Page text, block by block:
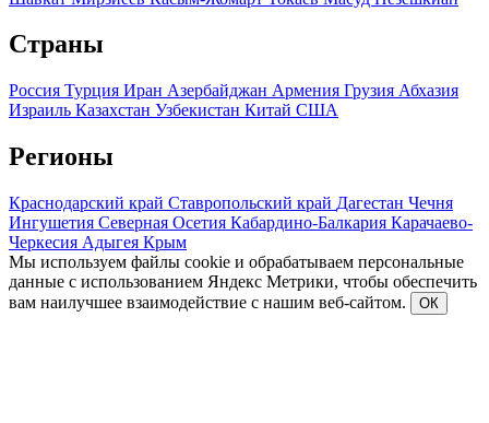
Страны
Россия Турция Иран Азербайджан Армения Грузия Абхазия
Израиль Казахстан Узбекистан Китай США
Регионы
Краснодарский край Ставропольский край Дагестан Чечня
Ингушетия Северная Осетия Кабардино-Балкария Карачаево-
Черкесия Адыгея Крым
Мы используем файлы cookie и обрабатываем персональные
данные с использованием Яндекс Метрики, чтобы обеспечить
вам наилучшее взаимодействие с нашим веб-сайтом.
ОК